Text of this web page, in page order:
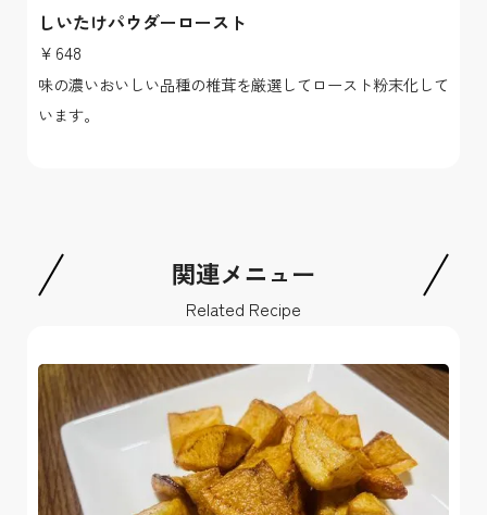
しいたけパウダーロースト
￥648
味の濃いおいしい品種の椎茸を厳選してロースト粉末化して
います。
関連メニュー
Related Recipe